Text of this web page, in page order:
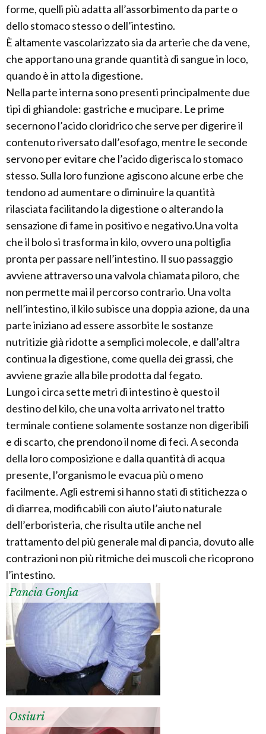
forme, quelli più adatta all’assorbimento da parte o
dello stomaco stesso o dell’intestino.
È altamente vascolarizzato sia da arterie che da vene,
che apportano una grande quantità di sangue in loco,
quando è in atto la digestione.
Nella parte interna sono presenti principalmente due
tipi di ghiandole: gastriche e mucipare. Le prime
secernono l’acido cloridrico che serve per digerire il
contenuto riversato dall’esofago, mentre le seconde
servono per evitare che l’acido digerisca lo stomaco
stesso. Sulla loro funzione agiscono alcune erbe che
tendono ad aumentare o diminuire la quantità
rilasciata facilitando la digestione o alterando la
sensazione di fame in positivo e negativo.Una volta
che il bolo si trasforma in kilo, ovvero una poltiglia
pronta per passare nell’intestino. Il suo passaggio
avviene attraverso una valvola chiamata piloro, che
non permette mai il percorso contrario. Una volta
nell’intestino, il kilo subisce una doppia azione, da una
parte iniziano ad essere assorbite le sostanze
nutritizie già ridotte a semplici molecole, e dall’altra
continua la digestione, come quella dei grassi, che
avviene grazie alla bile prodotta dal fegato.
Lungo i circa sette metri di intestino è questo il
destino del kilo, che una volta arrivato nel tratto
terminale contiene solamente sostanze non digeribili
e di scarto, che prendono il nome di feci. A seconda
della loro composizione e dalla quantità di acqua
presente, l’organismo le evacua più o meno
facilmente. Agli estremi si hanno stati di stitichezza o
di diarrea, modificabili con aiuto l’aiuto naturale
dell’erboristeria, che risulta utile anche nel
trattamento del più generale mal di pancia, dovuto alle
contrazioni non più ritmiche dei muscoli che ricoprono
l’intestino.
Pancia Gonfia
Ossiuri